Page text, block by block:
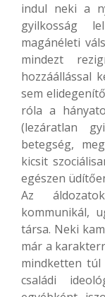
indul neki a
gyilkosság
magánéleti
mindezt
hozzáállással
sem
róla a
(lezáratlan
betegség,
kicsit
egészen
Az
kommunikál,
társa. Neki
már a
mindketten
családi